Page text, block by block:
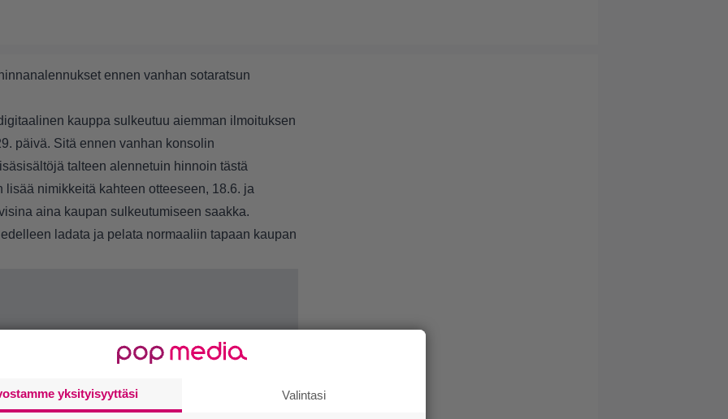
ennen vanhan sotaratsun
kauppa sulkeutuu aiemman ilmoituksen
päivä. Sitä ennen vanhan konsolin
talteen alennetuin hinnoin tästä
nimikkeitä kahteen otteeseen, 18.6. ja
aina kaupan sulkeutumiseen saakka.
ladata ja pelata normaaliin tapaan kaupan
yksityisyyttäsi Valintasi